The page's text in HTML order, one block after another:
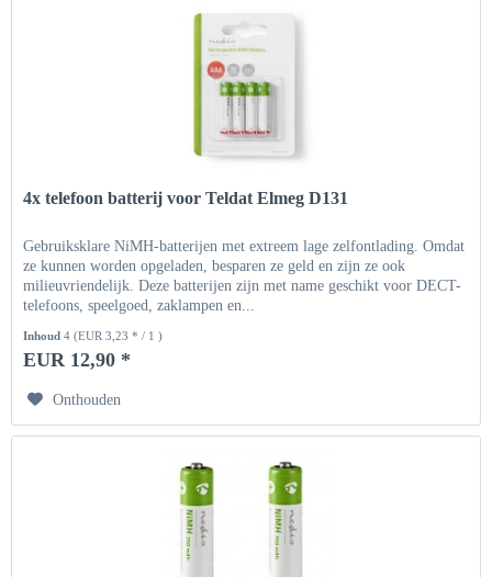
4x telefoon batterij voor Teldat Elmeg D131
Gebruiksklare NiMH-batterijen met extreem lage zelfontlading. Omdat
ze kunnen worden opgeladen, besparen ze geld en zijn ze ook
milieuvriendelijk. Deze batterijen zijn met name geschikt voor DECT-
telefoons, speelgoed, zaklampen en...
Inhoud4(EUR 3,23 * / 1 )
EUR 12,90 *
Onthouden